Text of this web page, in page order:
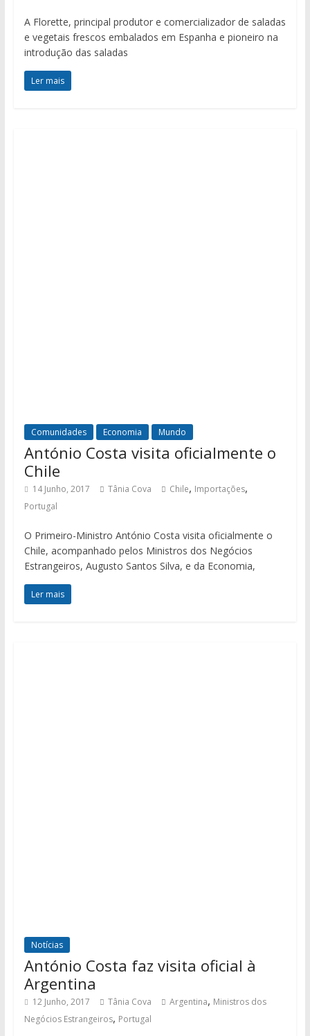
A Florette, principal produtor e comercializador de saladas
e vegetais frescos embalados em Espanha e pioneiro na
introdução das saladas
Ler mais
Comunidades Economia Mundo
António Costa visita oficialmente o
Chile
14 Junho, 2017 Tânia Cova Chile, Importações,
Portugal
O Primeiro-Ministro António Costa visita oficialmente o
Chile, acompanhado pelos Ministros dos Negócios
Estrangeiros, Augusto Santos Silva, e da Economia,
Ler mais
Notícias
António Costa faz visita oficial à
Argentina
12 Junho, 2017 Tânia Cova Argentina, Ministros dos
Negócios Estrangeiros, Portugal